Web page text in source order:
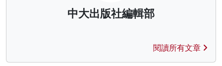
中大出版社編輯部
閱讀所有文章